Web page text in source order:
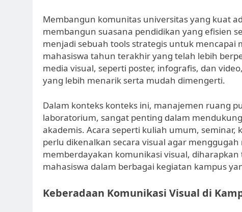
Membangun komunitas universitas yang kuat
membangun suasana pendidikan yang efisien
menjadi sebuah tools strategis untuk mencapai
mahasiswa tahun terakhir yang telah lebih
media visual, seperti poster, infografis, dan
yang lebih menarik serta mudah dimengerti.
Dalam konteks konteks ini, manajemen ruang
laboratorium, sangat penting dalam
akademis. Acara seperti kuliah umum,
perlu dikenalkan secara visual agar
memberdayakan komunikasi visual,
mahasiswa dalam berbagai kegiatan kampus
Keberadaan Komunikasi Visual di